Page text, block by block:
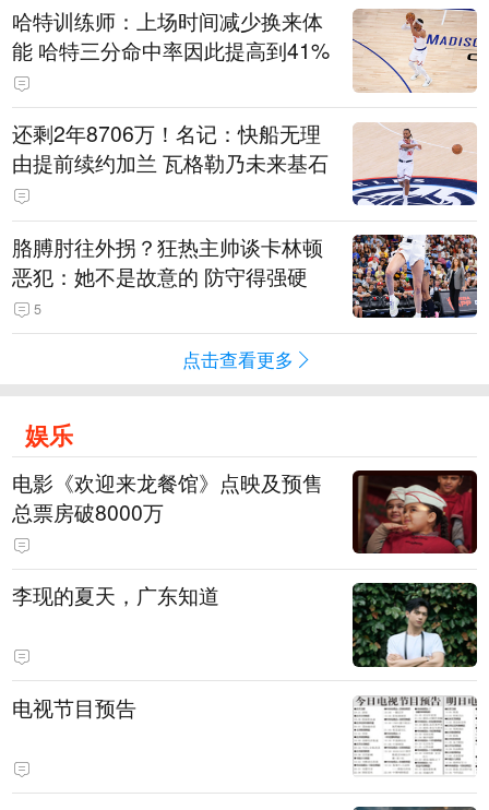
哈特训练师：上场时间减少换来体
能 哈特三分命中率因此提高到41%
还剩2年8706万！名记：快船无理
由提前续约加兰 瓦格勒乃未来基石
胳膊肘往外拐？狂热主帅谈卡林顿
恶犯：她不是故意的 防守得强硬
5
点击查看更多
娱乐
电影《欢迎来龙餐馆》点映及预售
总票房破8000万
李现的夏天，广东知道
电视节目预告